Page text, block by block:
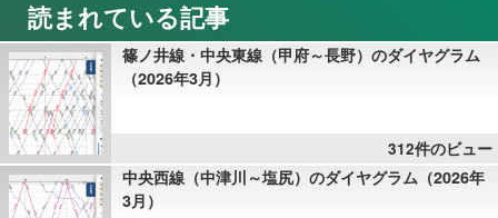
読まれている記事
篠ノ井線・中央東線（甲府～長野）のダイヤグラム
（2026年3月）
312件のビュー
中央西線（中津川～塩尻）のダイヤグラム（2026年
3月）